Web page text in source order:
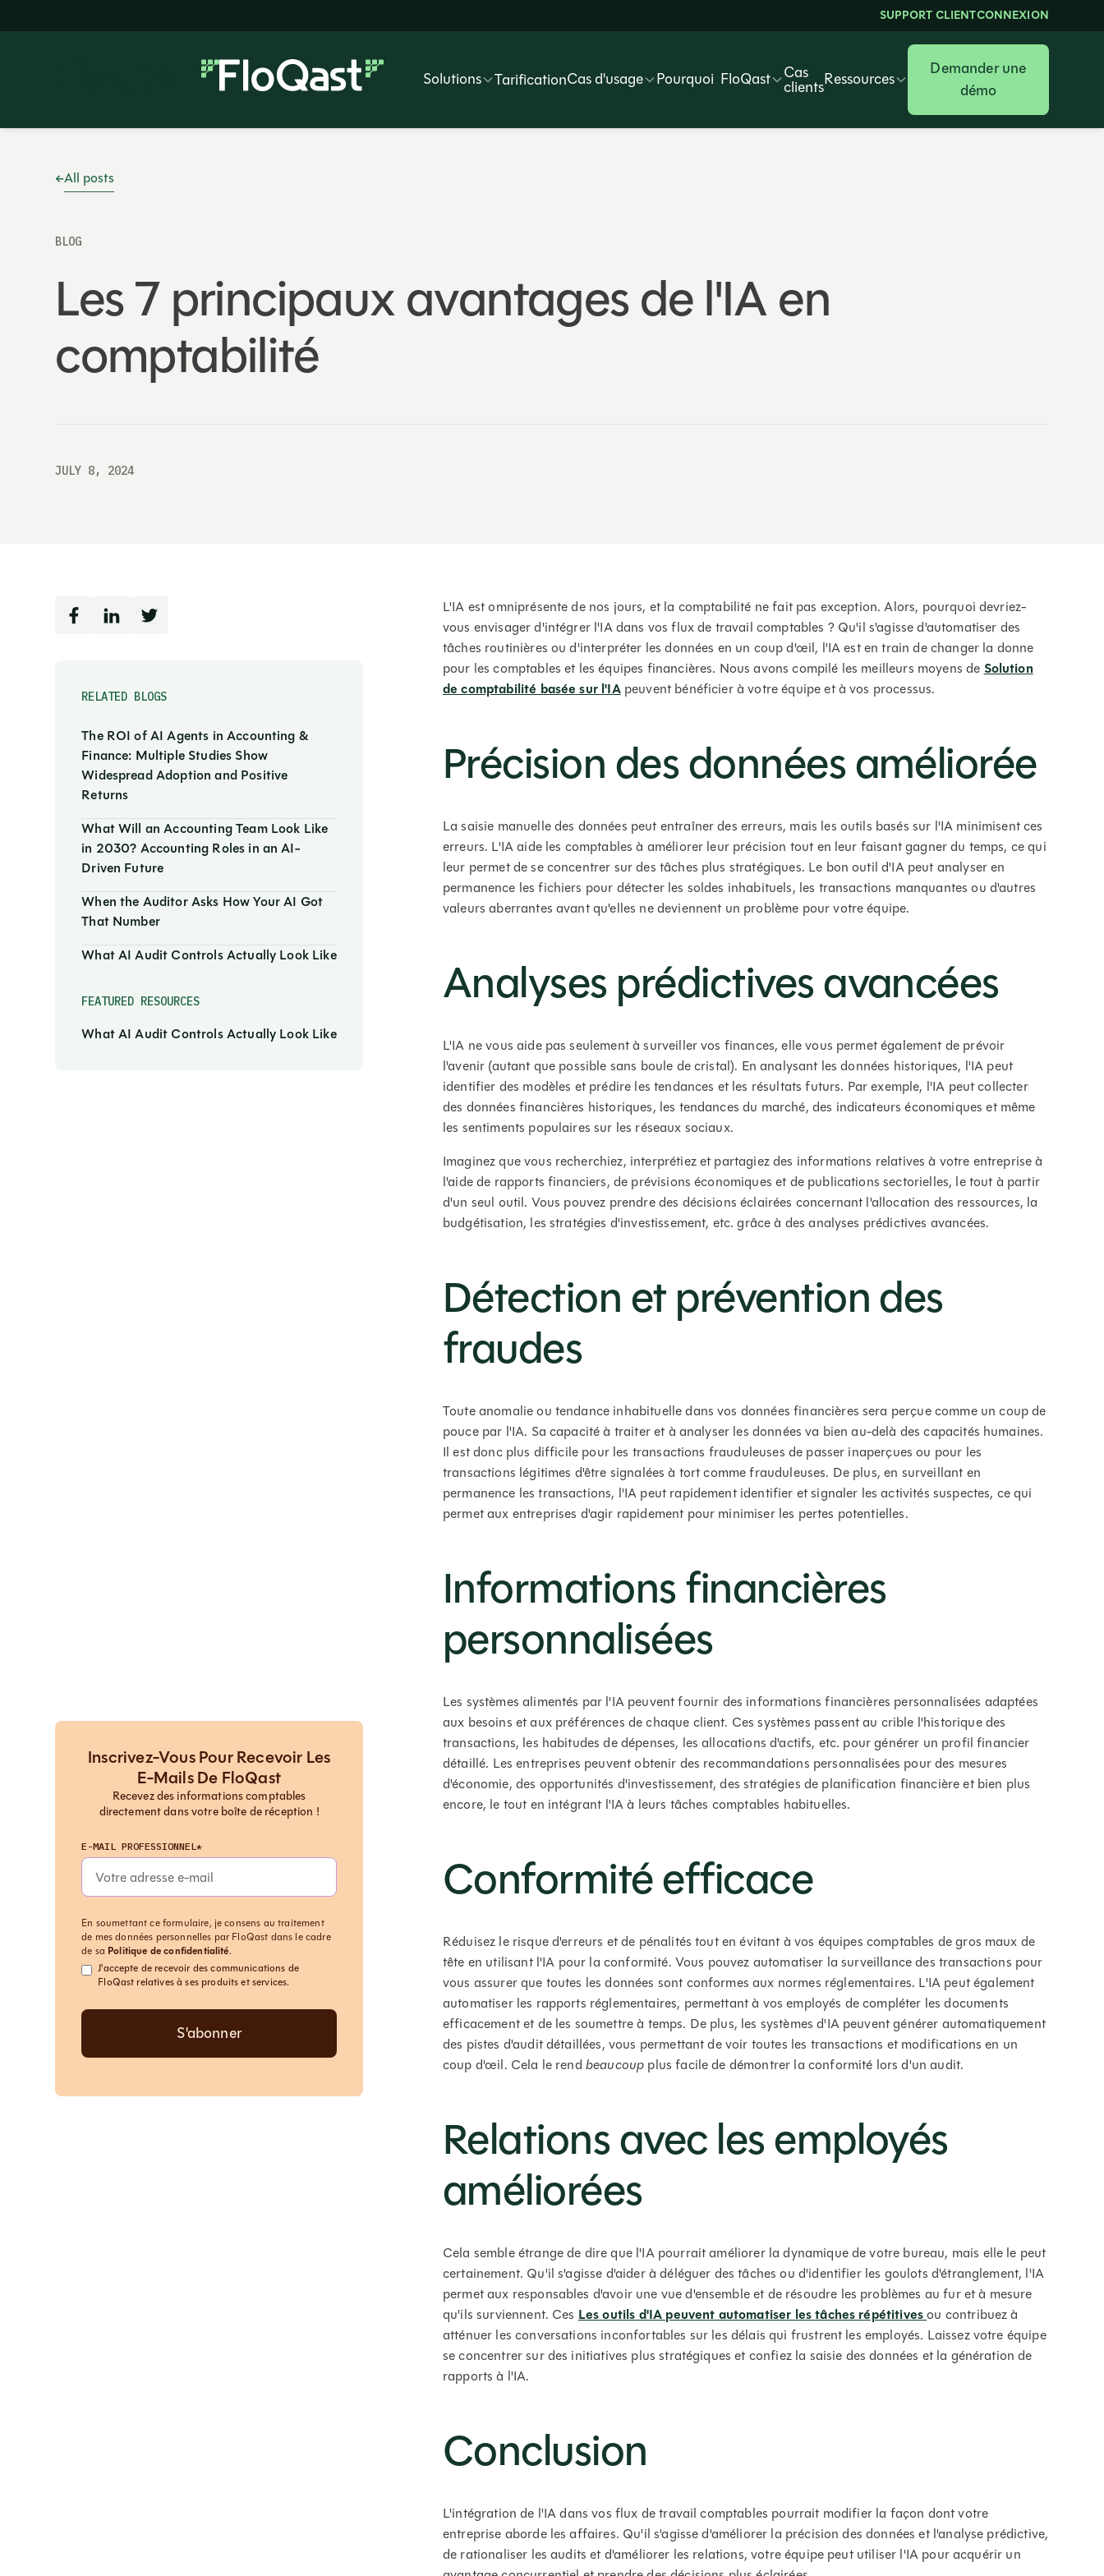
SUPPORT CLIENTCONNEXION
Solutions TarificationCas d'usage Pourquoi FloQast Cas
clientsRessources
Demander une
démo
All posts
BLOG
Les 7 principaux avantages de l'IA en
comptabilité
JULY 8, 2024
RELATED BLOGS
The ROI of AI Agents in Accounting &
Finance: Multiple Studies Show
Widespread Adoption and Positive
Returns
What Will an Accounting Team Look Like
in 2030? Accounting Roles in an AI-
Driven Future
When the Auditor Asks How Your AI Got
That Number
What AI Audit Controls Actually Look Like
FEATURED RESOURCES
What AI Audit Controls Actually Look Like
Inscrivez-Vous Pour Recevoir Les
E-Mails De FloQast
Recevez des informations comptables
directement dans votre boîte de réception !
E-MAIL PROFESSIONNEL*
En soumettant ce formulaire, je consens au traitement
de mes données personnelles par FloQast dans le cadre
de sa Politique de confidentialité.
J'accepte de recevoir des communications de
FloQast relatives à ses produits et services.
L'IA est omniprésente de nos jours, et la comptabilité ne fait pas exception. Alors, pourquoi devriez-
vous envisager d'intégrer l'IA dans vos flux de travail comptables ? Qu'il s'agisse d'automatiser des
tâches routinières ou d'interpréter les données en un coup d'œil, l'IA est en train de changer la donne
pour les comptables et les équipes financières. Nous avons compilé les meilleurs moyens deSolution
de comptabilité basée sur l'IApeuvent bénéficier à votre équipe et à vos processus.
Précision des données améliorée
La saisie manuelle des données peut entraîner des erreurs, mais les outils basés sur l'IA minimisent ces
erreurs. L'IA aide les comptables à améliorer leur précision tout en leur faisant gagner du temps, ce qui
leur permet de se concentrer sur des tâches plus stratégiques. Le bon outil d'IA peut analyser en
permanence les fichiers pour détecter les soldes inhabituels, les transactions manquantes ou d'autres
valeurs aberrantes avant qu'elles ne deviennent un problème pour votre équipe.
Analyses prédictives avancées
L'IA ne vous aide pas seulement à surveiller vos finances, elle vous permet également de prévoir
l'avenir (autant que possible sans boule de cristal). En analysant les données historiques, l'IA peut
identifier des modèles et prédire les tendances et les résultats futurs. Par exemple, l'IA peut collecter
des données financières historiques, les tendances du marché, des indicateurs économiques et même
les sentiments populaires sur les réseaux sociaux.
Imaginez que vous recherchiez, interprétiez et partagiez des informations relatives à votre entreprise à
l'aide de rapports financiers, de prévisions économiques et de publications sectorielles, le tout à partir
d'un seul outil. Vous pouvez prendre des décisions éclairées concernant l'allocation des ressources, la
budgétisation, les stratégies d'investissement, etc. grâce à des analyses prédictives avancées.
Détection et prévention des
fraudes
Toute anomalie ou tendance inhabituelle dans vos données financières sera perçue comme un coup de
pouce par l'IA. Sa capacité à traiter et à analyser les données va bien au-delà des capacités humaines.
Il est donc plus difficile pour les transactions frauduleuses de passer inaperçues ou pour les
transactions légitimes d'être signalées à tort comme frauduleuses. De plus, en surveillant en
permanence les transactions, l'IA peut rapidement identifier et signaler les activités suspectes, ce qui
permet aux entreprises d'agir rapidement pour minimiser les pertes potentielles.
Informations financières
personnalisées
Les systèmes alimentés par l'IA peuvent fournir des informations financières personnalisées adaptées
aux besoins et aux préférences de chaque client. Ces systèmes passent au crible l'historique des
transactions, les habitudes de dépenses, les allocations d'actifs, etc. pour générer un profil financier
détaillé. Les entreprises peuvent obtenir des recommandations personnalisées pour des mesures
d'économie, des opportunités d'investissement, des stratégies de planification financière et bien plus
encore, le tout en intégrant l'IA à leurs tâches comptables habituelles.
Conformité efficace
Réduisez le risque d'erreurs et de pénalités tout en évitant à vos équipes comptables de gros maux de
tête en utilisant l'IA pour la conformité. Vous pouvez automatiser la surveillance des transactions pour
vous assurer que toutes les données sont conformes aux normes réglementaires. L'IA peut également
automatiser les rapports réglementaires, permettant à vos employés de compléter les documents
efficacement et de les soumettre à temps. De plus, les systèmes d'IA peuvent générer automatiquement
des pistes d'audit détaillées, vous permettant de voir toutes les transactions et modifications en un
coup d'œil. Cela le rend beaucoup plus facile de démontrer la conformité lors d'un audit.
Relations avec les employés
améliorées
Cela semble étrange de dire que l'IA pourrait améliorer la dynamique de votre bureau, mais elle le peut
certainement. Qu'il s'agisse d'aider à déléguer des tâches ou d'identifier les goulots d'étranglement, l'IA
permet aux responsables d'avoir une vue d'ensemble et de résoudre les problèmes au fur et à mesure
qu'ils surviennent. Ces Les outils d'IA peuvent automatiser les tâches répétitivesou contribuez à
atténuer les conversations inconfortables sur les délais qui frustrent les employés. Laissez votre équipe
se concentrer sur des initiatives plus stratégiques et confiez la saisie des données et la génération de
rapports à l'IA.
Conclusion
L'intégration de l'IA dans vos flux de travail comptables pourrait modifier la façon dont votre
entreprise aborde les affaires. Qu'il s'agisse d'améliorer la précision des données et l'analyse prédictive,
de rationaliser les audits et d'améliorer les relations, votre équipe peut utiliser l'IA pour acquérir un